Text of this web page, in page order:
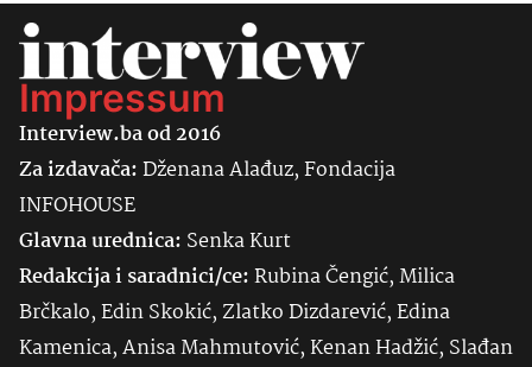
Impressum
Interview.ba od 2016
Za izdavača:Dženana Alađuz, Fondacija
INFOHOUSE
Glavna urednica: SenkaKurt
Redakcija i saradnici/ce:Rubina Čengić, Milica
Brčkalo, Edin Skokić, Zlatko Dizdarević, Edina
Kamenica, Anisa Mahmutović, Kenan Hadžić, Slađan